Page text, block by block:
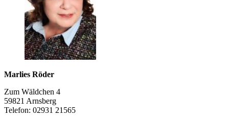
Marlies Röder
Zum Wäldchen 4
59821 Arnsberg
Telefon: 02931 21565